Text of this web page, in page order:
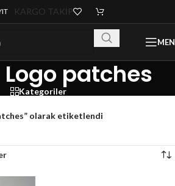
KARGO TAKİP
patches
Kategoriler
olarak etiketlendi